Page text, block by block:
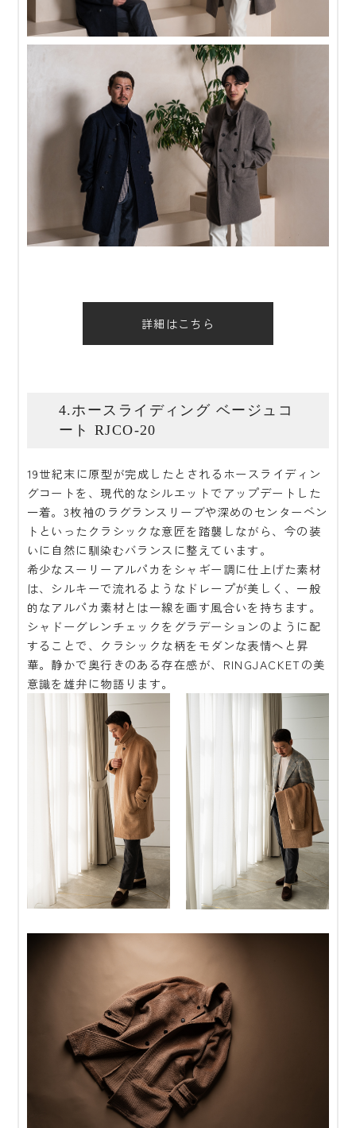
詳細はこちら
4.ホースライディング ベージュコ
ート RJCO-20
19世紀末に原型が完成したとされるホースライディン
グコートを、現代的なシルエットでアップデートした
一着。3枚袖のラグランスリーブや深めのセンターベン
トといったクラシックな意匠を踏襲しながら、今の装
いに自然に馴染むバランスに整えています。
希少なスーリーアルパカをシャギー調に仕上げた素材
は、シルキーで流れるようなドレープが美しく、一般
的なアルパカ素材とは一線を画す風合いを持ちます。
シャドーグレンチェックをグラデーションのように配
することで、クラシックな柄をモダンな表情へと昇
華。静かで奥行きのある存在感が、RINGJACKETの美
意識を雄弁に物語ります。